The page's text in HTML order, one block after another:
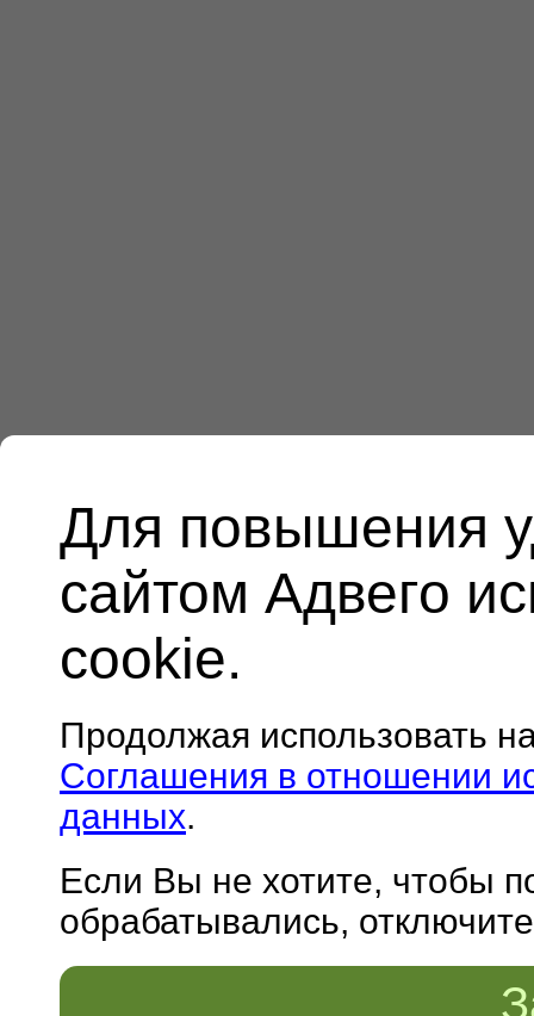
Для повышения
сайтом Адвего
cookie.
Продолжая использовать
Соглашения в отношении
данных.
Если Вы не хотите, чтобы
обрабатывались,